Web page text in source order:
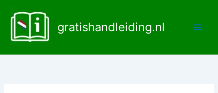
naar
inhoud
gratishandleiding.nl